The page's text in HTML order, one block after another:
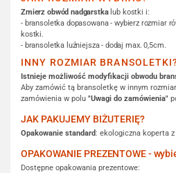
Zmierz obwód nadgarstkalub kostki i:
- bransoletka dopasowana - wybierz rozmiar
kostki.
- bransoletka luźniejsza - dodaj max. 0,5cm.
INNY ROZMIAR
Istnieje możliwość modyfikacji obwodu
Aby zamówić tą bransoletkę w innym
zamówienia w polu "Uwagi do zamówienia"
JAK PAKUJEMY BIŻUTERIĘ?
Opakowanie standard: ekologiczna koperta
OPAKOWANIE PREZENTOWE -
Dostępne opakowania prezentowe: